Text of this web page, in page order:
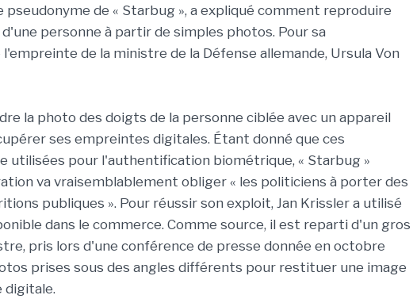
pseudonyme de « Starbug », a expliqué comment reproduire
personne à partir de simples photos. Pour sa
de la ministre de la Défense allemande, Ursula Von
la photo des doigts de la personne ciblée avec un appareil
ses empreintes digitales. Étant donné que ces
utilisées pour l'authentification biométrique, « Starbug »
va vraisemblablement obliger « les politiciens à porter des
publiques ». Pour réussir son exploit, Jan Krissler a utilisé
dans le commerce. Comme source, il est reparti d'un gros
pris lors d'une conférence de presse donnée en octobre
prises sous des angles différents pour restituer une image
digitale.